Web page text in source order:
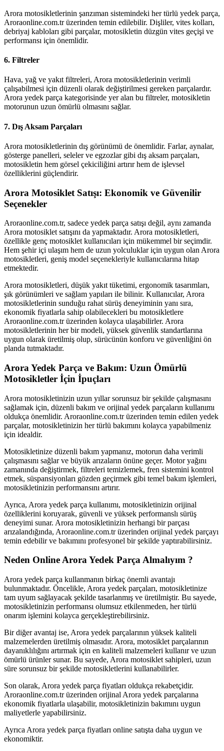
Arora motosikletlerinin şanzıman sistemindeki her türlü yedek parça,
Aroraonline.com.tr üzerinden temin edilebilir. Dişliler, vites kolları,
debriyaj kabloları gibi parçalar, motosikletin düzgün vites geçişi ve
performansı için önemlidir.
6. Filtreler
Hava, yağ ve yakıt filtreleri, Arora motosikletlerinin verimli
çalışabilmesi için düzenli olarak değiştirilmesi gereken parçalardır.
Arora yedek parça kategorisinde yer alan bu filtreler, motosikletin
motorunun uzun ömürlü olmasını sağlar.
7. Dış Aksam Parçaları
Arora motosikletlerinin dış görünümü de önemlidir. Farlar, aynalar,
gösterge panelleri, seleler ve egzozlar gibi dış aksam parçaları,
motosikletin hem görsel çekiciliğini artırır hem de işlevsel
özelliklerini güçlendirir.
Arora Motosiklet Satışı: Ekonomik ve Güvenilir
Seçenekler
Aroraonline.com.tr, sadece yedek parça satışı değil, aynı zamanda
Arora motosiklet satışını da yapmaktadır. Arora motosikletleri,
özellikle genç motosiklet kullanıcıları için mükemmel bir seçimdir.
Hem şehir içi ulaşım hem de uzun yolculuklar için uygun olan Arora
motosikletleri, geniş model seçenekleriyle kullanıcılarına hitap
etmektedir.
Arora motosikletleri, düşük yakıt tüketimi, ergonomik tasarımları,
şık görünümleri ve sağlam yapıları ile bilinir. Kullanıcılar, Arora
motosikletlerinin sunduğu rahat sürüş deneyiminin yanı sıra,
ekonomik fiyatlarla sahip olabilecekleri bu motosikletlere
Aroraonline.com.tr üzerinden kolayca ulaşabilirler. Arora
motosikletlerinin her bir modeli, yüksek güvenlik standartlarına
uygun olarak üretilmiş olup, sürücünün konforu ve güvenliğini ön
planda tutmaktadır.
Arora Yedek Parça ve Bakım: Uzun Ömürlü
Motosikletler İçin İpuçları
Arora motosikletinizin uzun yıllar sorunsuz bir şekilde çalışmasını
sağlamak için, düzenli bakım ve orijinal yedek parçaların kullanımı
oldukça önemlidir. Aroraonline.com.tr üzerinden temin edilen yedek
parçalar, motosikletinizin her türlü bakımını kolayca yapabilmeniz
için idealdir.
Motosikletinize düzenli bakım yapmanız, motorun daha verimli
çalışmasını sağlar ve büyük arızaların önüne geçer. Motor yağını
zamanında değiştirmek, filtreleri temizlemek, fren sistemini kontrol
etmek, süspansiyonları gözden geçirmek gibi temel bakım işlemleri,
motosikletinizin performansını artırır.
Ayrıca, Arora yedek parça kullanımı, motosikletinizin orijinal
özelliklerini koruyarak, güvenli ve yüksek performanslı sürüş
deneyimi sunar. Arora motosikletinizin herhangi bir parçası
arızalandığında, Aroraonline.com.tr üzerinden orijinal yedek parçayı
temin edebilir ve bakımını profesyonel bir şekilde yaptırabilirsiniz.
Neden Online Arora Yedek Parça Almalıyım ?
Arora yedek parça kullanmanın birkaç önemli avantajı
bulunmaktadır. Öncelikle, Arora yedek parçaları, motosikletinize
tam uyum sağlayacak şekilde tasarlanmış ve üretilmiştir. Bu sayede,
motosikletinizin performansı olumsuz etkilenmeden, her türlü
onarım işlemini kolayca gerçekleştirebilirsiniz.
Bir diğer avantaj ise, Arora yedek parçalarının yüksek kaliteli
malzemelerden üretilmiş olmasıdır. Arora, motosiklet parçalarının
dayanıklılığını artırmak için en kaliteli malzemeleri kullanır ve uzun
ömürlü ürünler sunar. Bu sayede, Arora motosiklet sahipleri, uzun
süre sorunsuz bir şekilde motosikletlerini kullanabilirler.
Son olarak, Arora yedek parça fiyatları oldukça rekabetçidir.
Aroraonline.com.tr üzerinden orijinal Arora yedek parçalarına
ekonomik fiyatlarla ulaşabilir, motosikletinizin bakımını uygun
maliyetlerle yapabilirsiniz.
Ayrıca Arora yedek parça fiyatları online satışta daha uygun ve
ekonomiktir.